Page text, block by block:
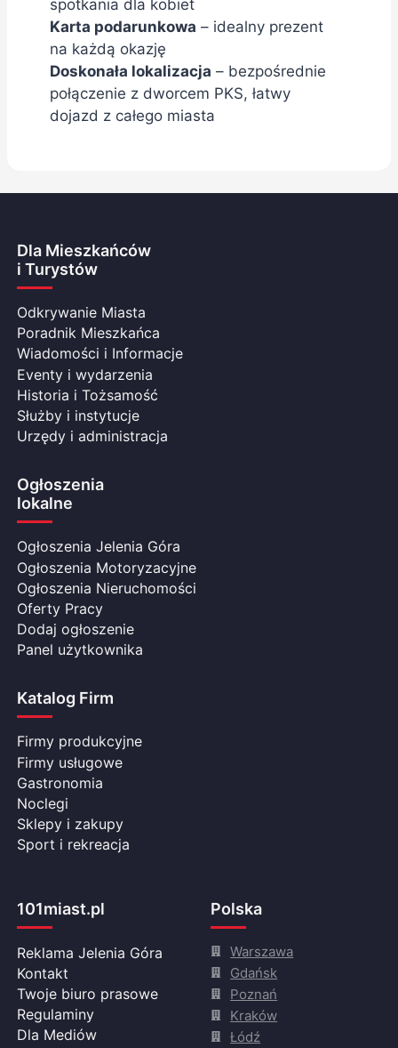
spotkania dla kobiet
Karta podarunkowa – idealny prezent
na każdą okazję
Doskonała lokalizacja – bezpośrednie
połączenie z dworcem PKS, łatwy
dojazd z całego miasta
Dla Mieszkańców
i Turystów
Odkrywanie Miasta
Poradnik Mieszkańca
Wiadomości i Informacje
Eventy i wydarzenia
Historia i Tożsamość
Służby i instytucje
Urzędy i administracja
Ogłoszenia
lokalne
Ogłoszenia Jelenia Góra
Ogłoszenia Motoryzacyjne
Ogłoszenia Nieruchomości
Oferty Pracy
Dodaj ogłoszenie
Panel użytkownika
Katalog Firm
Firmy produkcyjne
Firmy usługowe
Gastronomia
Noclegi
Sklepy i zakupy
Sport i rekreacja
101miast.pl
Reklama Jelenia Góra
Kontakt
Twoje biuro prasowe
Regulaminy
Dla Mediów
Polska
Warszawa
Gdańsk
Poznań
Kraków
Łódź